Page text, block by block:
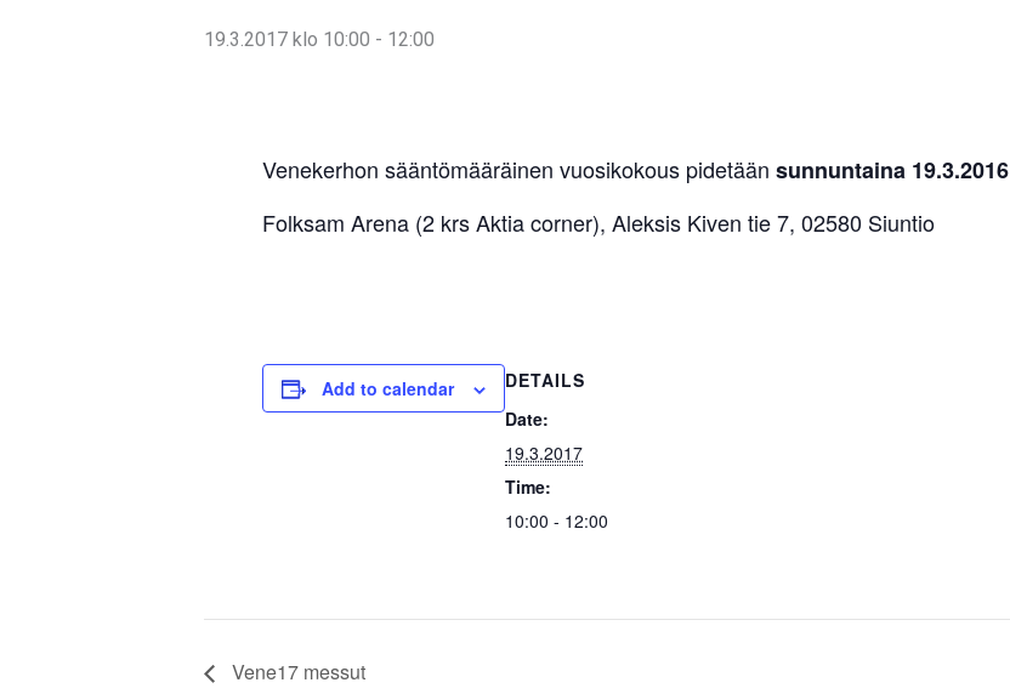
19.3.2017 klo 10:00 - 12:00
Venekerhon sääntömääräinen vuosikokous pidetään sunnuntaina 19.3.2016
Folksam Arena (2 krs Aktia corner), Aleksis Kiven tie 7, 02580 Siuntio
Add to calendar
DETAILS
Date:
19.3.2017
Time:
10:00 - 12:00
Vene17 messut